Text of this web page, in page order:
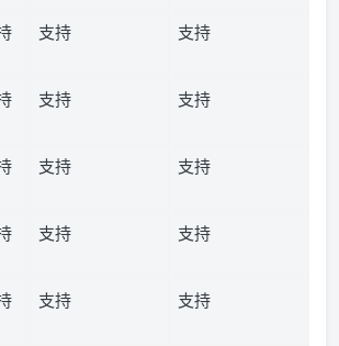
支持 支持
支持 支持
支持 支持
支持 支持
支持 支持